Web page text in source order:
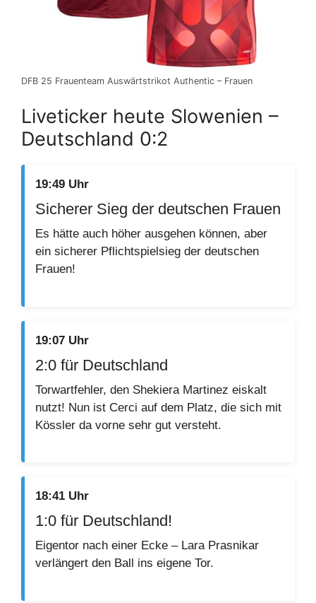
DFB 25 Frauenteam Auswärtstrikot Authentic – Frauen
Liveticker heute Slowenien –
Deutschland 0:2
19:49 Uhr
Sicherer Sieg der deutschen Frauen
Es hätte auch höher ausgehen können, aber
ein sicherer Pflichtspielsieg der deutschen
Frauen!
19:07 Uhr
2:0 für Deutschland
Torwartfehler, den Shekiera Martinez eiskalt
nutzt! Nun ist Cerci auf dem Platz, die sich mit
Kössler da vorne sehr gut versteht.
18:41 Uhr
1:0 für Deutschland!
Eigentor nach einer Ecke – Lara Prasnikar
verlängert den Ball ins eigene Tor.